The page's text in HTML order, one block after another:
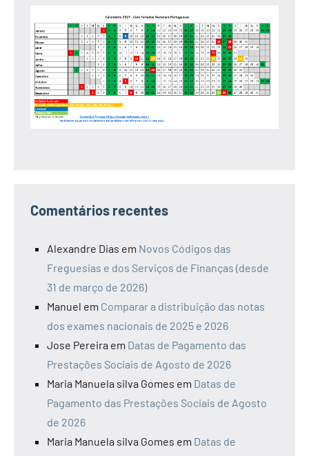
Comentários recentes
Alexandre Dias em Novos Códigos das
Freguesias e dos Serviços de Finanças (desde
31 de março de 2026)
Manuel em Comparar a distribuição das notas
dos exames nacionais de 2025 e 2026
Jose Pereira em Datas de Pagamento das
Prestações Sociais de Agosto de 2026
Maria Manuela silva Gomes em Datas de
Pagamento das Prestações Sociais de Agosto
de 2026
Maria Manuela silva Gomes em Datas de